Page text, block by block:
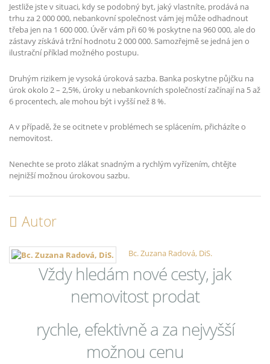
Jestliže jste v situaci, kdy se podobný byt, jaký vlastníte, prodává na
trhu za 2 000 000, nebankovní společnost vám jej může odhadnout
třeba jen na 1 600 000. Úvěr vám při 60 % poskytne na 960 000, ale do
zástavy získává tržní hodnotu 2 000 000. Samozřejmě se jedná jen o
ilustrační příklad možného postupu.
Druhým rizikem je vysoká úroková sazba. Banka poskytne půjčku na
úrok okolo 2 – 2,5%, úroky u nebankovních společností začínají na 5 až
6 procentech, ale mohou být i vyšší než 8 %.
A v případě, že se ocitnete v problémech se splácením, přicházíte o
nemovitost.
Nenechte se proto zlákat snadným a rychlým vyřízením, chtějte
nejnižší možnou úrokovou sazbu.
Autor
Bc. Zuzana Radová, DiS.
Vždy hledám nové cesty, jak
nemovitost prodat
rychle, efektivně a za nejvyšší
možnou cenu